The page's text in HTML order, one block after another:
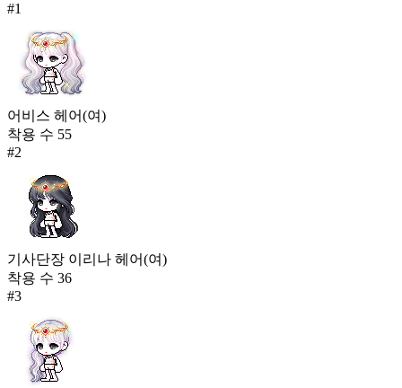
#1
어비스 헤어(여)
착용 수 55
#2
기사단장 이리나 헤어(여)
착용 수 36
#3